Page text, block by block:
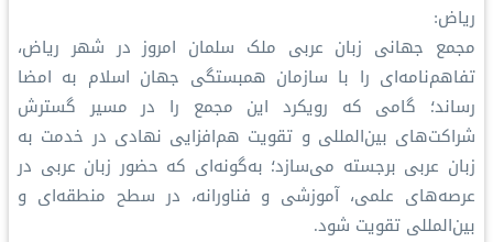
ریاض:
مجمع جهانی زبان عربی ملک سلمان امروز در شهر ریاض،
تفاهم‌نامه‌ای را با سازمان همبستگی جهان اسلام به امضا
رساند؛ گامی که رویکرد این مجمع را در مسیر گسترش
شراکت‌های بین‌المللی و تقویت هم‌افزایی نهادی در خدمت به
زبان عربی برجسته می‌سازد؛ به‌گونه‌ای که حضور زبان عربی در
عرصه‌های علمی، آموزشی و فناورانه، در سطح منطقه‌ای و
بین‌المللی تقویت شود.